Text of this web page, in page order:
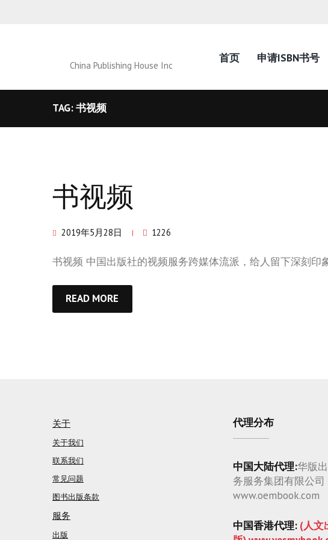
China Publishing House Inc
首页 申请ISBN书号
TAG: 书视频
书视频
2019年5月28日 1226
书视频 中国出版社的视频服务跨媒体流派，给人留下深刻
READ MORE
关于
关于我们
联系我们
常见问题
图书出版条款
服务
出版
代理分布
中国大陆代理:华版
务服务集团有限公司
www.oembook.com
中国香港代理: (人文